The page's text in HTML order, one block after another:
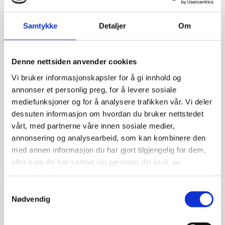
Samtykke Detaljer Om
Denne nettsiden anvender cookies
Vi bruker informasjonskapsler for å gi innhold og
annonser et personlig preg, for å levere sosiale
mediefunksjoner og for å analysere trafikken vår. Vi deler
dessuten informasjon om hvordan du bruker nettstedet
vårt, med partnerne våre innen sosiale medier,
annonsering og analysearbeid, som kan kombinere den
med annen informasjon du har gjort tilgjengelig for dem,
eller som de har samlet inn gjennom din bruk av
Nødvendig
936 91 200
E-post:
post@trondheimmalerteam.no
Trondheim Malerteam er din anbefalte maler i Trondheim.
Hos oss får du en løsning som både ser bra ut og beskytter
huset ditt i mange år fremover. Vi tar på oss maleroppdrag
i Trondheim, Stjørdal, Malvik og omegn.
Feed
SKRIV EN KOMMENTAR